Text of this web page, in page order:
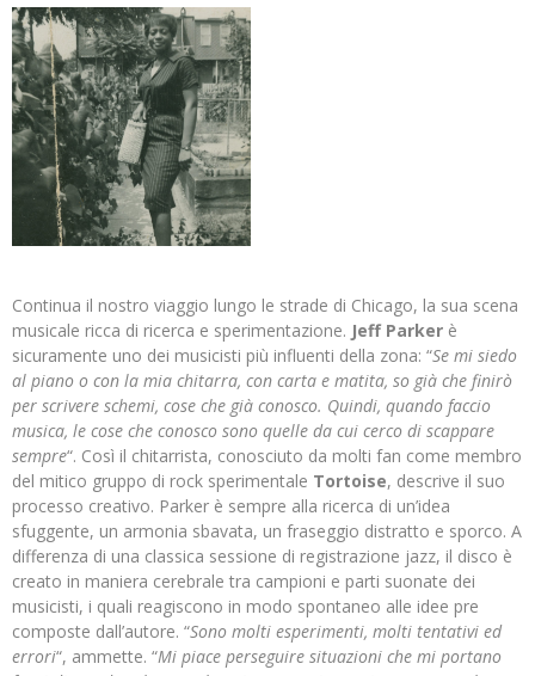
Continua il nostro viaggio lungo le strade di Chicago, la sua scena
musicale ricca di ricerca e sperimentazione. Jeff Parker è
sicuramente uno dei musicisti più influenti della zona: “Se mi siedo
al piano o con la mia chitarra, con carta e matita, so già che finirò
per scrivere schemi, cose che già conosco. Quindi, quando faccio
musica, le cose che conosco sono quelle da cui cerco di scappare
sempre“. Così il chitarrista, conosciuto da molti fan come membro
del mitico gruppo di rock sperimentale Tortoise, descrive il suo
processo creativo. Parker è sempre alla ricerca di un’idea
sfuggente, un armonia sbavata, un fraseggio distratto e sporco. A
differenza di una classica sessione di registrazione jazz, il disco è
creato in maniera cerebrale tra campioni e parti suonate dei
musicisti, i quali reagiscono in modo spontaneo alle idee pre
composte dall’autore. “Sono molti esperimenti, molti tentativi ed
errori“, ammette. “Mi piace perseguire situazioni che mi portano